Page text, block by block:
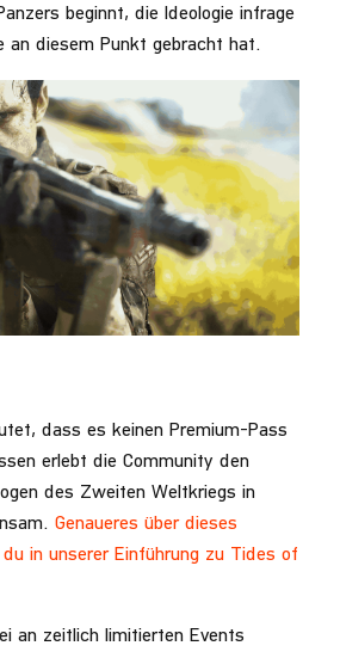
beginnt, die Ideologie infrage
an diesem Punkt gebracht hat.
dass es keinen Premium-Pass
erlebt die Community den
des Zweiten Weltkriegs in
Genaueres über dieses
in unserer Einführung zu Tides of
an zeitlich limitierten Events